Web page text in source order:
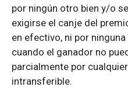
por ningún otro bien y/o
exigirse el canje del
en efectivo, ni por
cuando el ganador no
parcialmente por
intransferible.